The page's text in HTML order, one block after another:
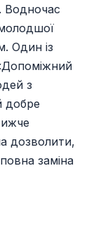
Водночас
Один із
з
добре
дозволити,
заміна